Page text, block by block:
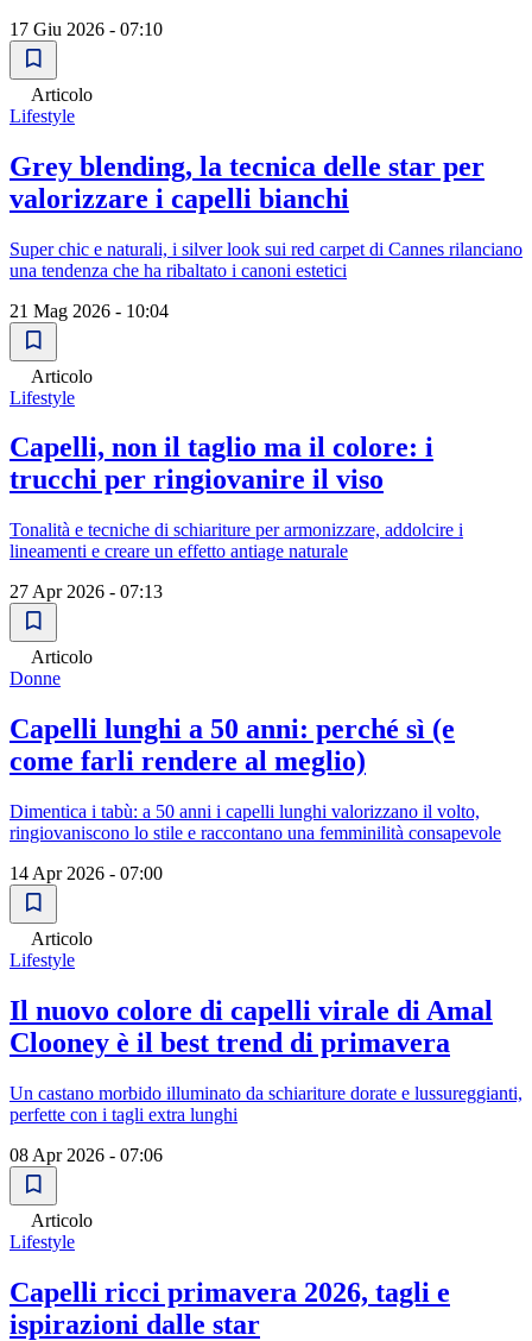
17 Giu 2026 - 07:10
Articolo
Lifestyle
Grey blending, la tecnica delle star per
valorizzare i capelli bianchi
Super chic e naturali, i silver look sui red carpet di Cannes rilanciano
una tendenza che ha ribaltato i canoni estetici
21 Mag 2026 - 10:04
Articolo
Lifestyle
Capelli, non il taglio ma il colore: i
trucchi per ringiovanire il viso
Tonalità e tecniche di schiariture per armonizzare, addolcire i
lineamenti e creare un effetto antiage naturale
27 Apr 2026 - 07:13
Articolo
Donne
Capelli lunghi a 50 anni: perché sì (e
come farli rendere al meglio)
Dimentica i tabù: a 50 anni i capelli lunghi valorizzano il volto,
ringiovaniscono lo stile e raccontano una femminilità consapevole
14 Apr 2026 - 07:00
Articolo
Lifestyle
Il nuovo colore di capelli virale di Amal
Clooney è il best trend di primavera
Un castano morbido illuminato da schiariture dorate e lussureggianti,
perfette con i tagli extra lunghi
08 Apr 2026 - 07:06
Articolo
Lifestyle
Capelli ricci primavera 2026, tagli e
ispirazioni dalle star